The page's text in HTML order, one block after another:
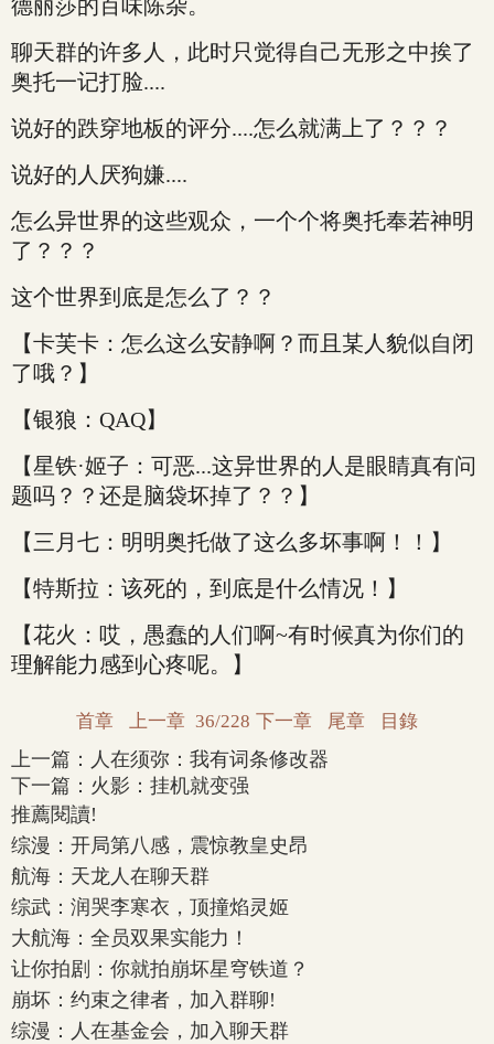
德丽莎的百味陈杂。
聊天群的许多人，此时只觉得自己无形之中挨了
奥托一记打脸....
说好的跌穿地板的评分....怎么就满上了？？？
说好的人厌狗嫌....
怎么异世界的这些观众，一个个将奥托奉若神明
了？？？
这个世界到底是怎么了？？
【卡芙卡：怎么这么安静啊？而且某人貌似自闭
了哦？】
【银狼：QAQ】
【星铁·姬子：可恶...这异世界的人是眼睛真有问
题吗？？还是脑袋坏掉了？？】
【三月七：明明奥托做了这么多坏事啊！！】
【特斯拉：该死的，到底是什么情况！】
【花火：哎，愚蠢的人们啊~有时候真为你们的
理解能力感到心疼呢。】
首章 上一章 36/228 下一章 尾章 目錄
上一篇： 人在须弥：我有词条修改器
下一篇： 火影：挂机就变强
推薦閱讀!
综漫：开局第八感，震惊教皇史昂
航海：天龙人在聊天群
综武：润哭李寒衣，顶撞焰灵姬
大航海：全员双果实能力！
让你拍剧：你就拍崩坏星穹铁道？
崩坏：约束之律者，加入群聊!
综漫：人在基金会，加入聊天群